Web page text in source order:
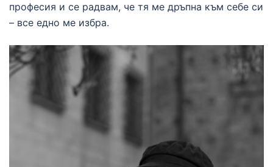
професия и се радвам, че тя ме дръпна към себе си
– все едно ме избра.